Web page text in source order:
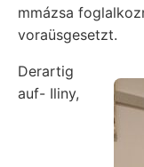
mmázsa
voraüsgesetzt.
Derartig
auf- Iliny,